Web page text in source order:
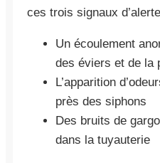
ces trois signaux
Un écoulement
des éviers et de la
L’apparition
près des siphons
Des bruits de
dans la tuyauterie